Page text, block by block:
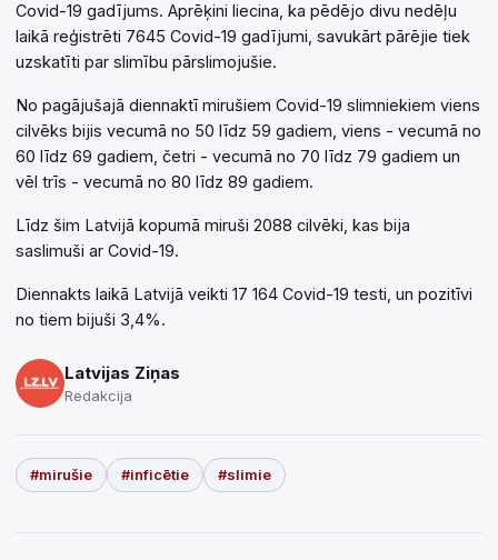
Covid-19 gadījums. Aprēķini liecina, ka pēdējo divu nedēļu
laikā reģistrēti 7645 Covid-19 gadījumi, savukārt pārējie tiek
uzskatīti par slimību pārslimojušie.
No pagājušajā diennaktī mirušiem Covid-19 slimniekiem viens
cilvēks bijis vecumā no 50 līdz 59 gadiem, viens - vecumā no
60 līdz 69 gadiem, četri - vecumā no 70 līdz 79 gadiem un
vēl trīs - vecumā no 80 līdz 89 gadiem.
Līdz šim Latvijā kopumā miruši 2088 cilvēki, kas bija
saslimuši ar Covid-19.
Diennakts laikā Latvijā veikti 17 164 Covid-19 testi, un pozitīvi
no tiem bijuši 3,4%.
Latvijas Ziņas
Redakcija
#mirušie #inficētie #slimie